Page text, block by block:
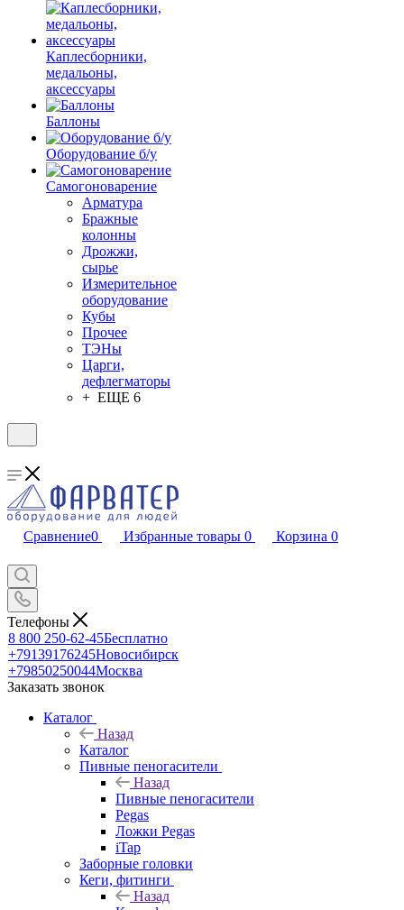
Каплесборники,
медальоны,
аксессуары
Баллоны
Оборудование б/у
Самогоноварение
Арматура
Бражные
колонны
Дрожжи,
сырье
Измерительное
оборудование
Кубы
Прочее
ТЭНы
Царги,
дефлегматоры
+ ЕЩЕ 6
Сравнение0 Избранные товары 0 Корзина 0
Телефоны
8 800 250-62-45Бесплатно
+79139176245Новосибирск
+79850250044Москва
Заказать звонок
Каталог
Назад
Каталог
Пивные пеногасители
Назад
Пивные пеногасители
Pegas
Ложки Pegas
iTap
Заборные головки
Кеги, фитинги
Назад